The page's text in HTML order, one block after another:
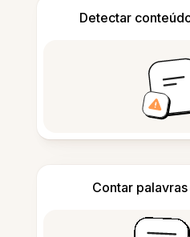
Detectar
Contar